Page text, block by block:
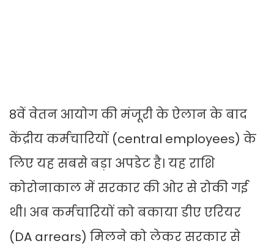
8वें वेतन आयोग की मंजूरी के ऐलान के बाद
केंद्रीय कर्मचारियों (central employees) के
लिए यह सबसे बड़ा अपडेट है। यह राशि
कोरोनाकाल में सरकार की ओर से रोकी गई
थी। अब कर्मचारियों को बकाया डीए एरियर
(DA arrears) मिलने को लेकर सरकार से